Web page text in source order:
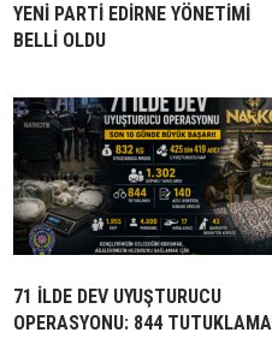
YENİ PARTİ EDİRNE YÖNETİMİ
BELLİ OLDU
71 İLDE DEV UYUŞTURUCU
OPERASYONU: 844 TUTUKLAMA